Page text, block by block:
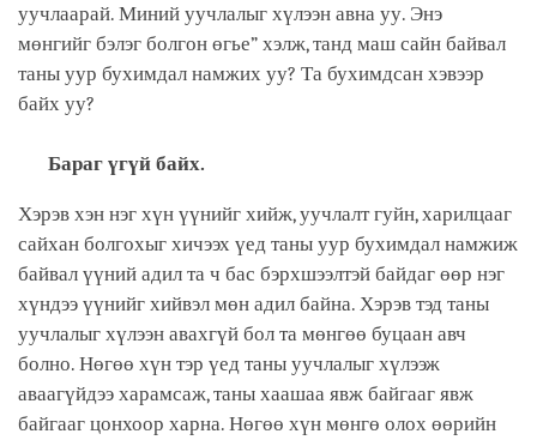
уучлаарай. Миний уучлалыг хүлээн авна уу. Энэ
мөнгийг бэлэг болгон өгье” хэлж, танд маш сайн байвал
таны уур бухимдал намжих уу? Та бухимдсан хэвээр
байх уу?
Бараг үгүй байх.
Хэрэв хэн нэг хүн үүнийг хийж, уучлалт гуйн, харилцааг
сайхан болгохыг хичээх үед таны уур бухимдал намжиж
байвал үүний адил та ч бас бэрхшээлтэй байдаг өөр нэг
хүндээ үүнийг хийвэл мөн адил байна. Хэрэв тэд таны
уучлалыг хүлээн авахгүй бол та мөнгөө буцаан авч
болно. Нөгөө хүн тэр үед таны уучлалыг хүлээж
аваагүйдээ харамсаж, таны хаашаа явж байгааг явж
байгааг цонхоор харна. Нөгөө хүн мөнгө олох өөрийн